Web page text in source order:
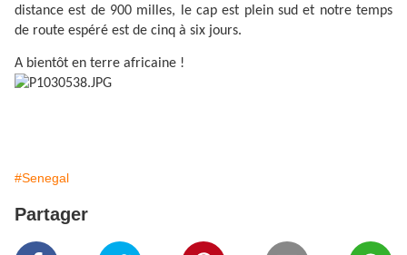
distance est de 900 milles, le cap est plein sud et notre temps
de route espéré est de cinq à six jours.
A bientôt en terre africaine !
#Senegal
Partager